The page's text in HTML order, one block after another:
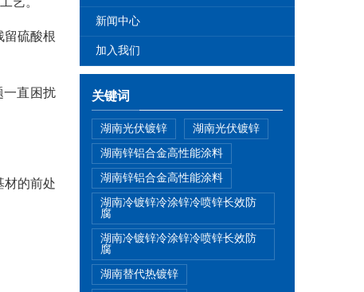
硫酸根
一直困扰
材的前处
新闻中心
加入我们
关键词
湖南光伏镀锌 湖南光伏镀锌
湖南锌铝合金高性能涂料
湖南锌铝合金高性能涂料
湖南冷镀锌冷涂锌冷喷锌长效防
腐
湖南冷镀锌冷涂锌冷喷锌长效防
腐
湖南替代热镀锌